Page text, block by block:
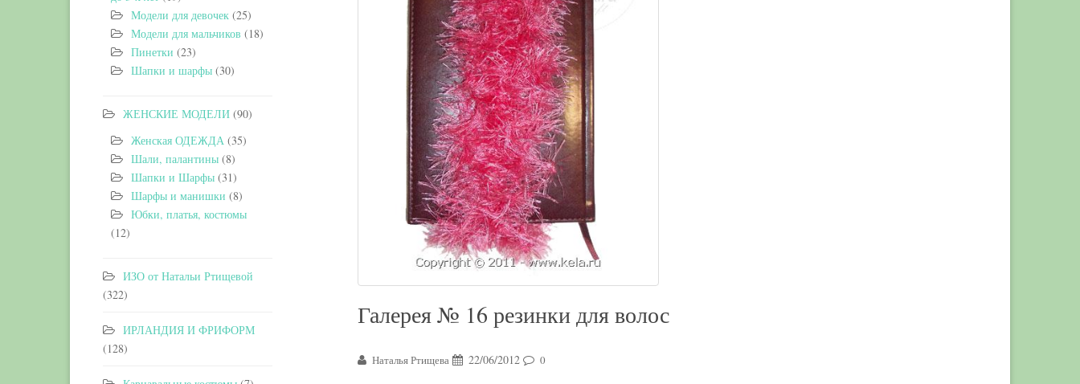
Галерея № 16 резинки для волос
Наталья Ртищева 22/06/2012 0
Модели для девочек (25)
Модели для мальчиков (18)
Пинетки (23)
Шапки и шарфы (30)
ЖЕНСКИЕ МОДЕЛИ (90)
Женская ОДЕЖДА (35)
Шали, палантины (8)
Шапки и Шарфы (31)
Шарфы и манишки (8)
Юбки, платья, костюмы
(12)
ИЗО от Натальи Ртищевой
(322)
ИРЛАНДИЯ И ФРИФОРМ
(128)